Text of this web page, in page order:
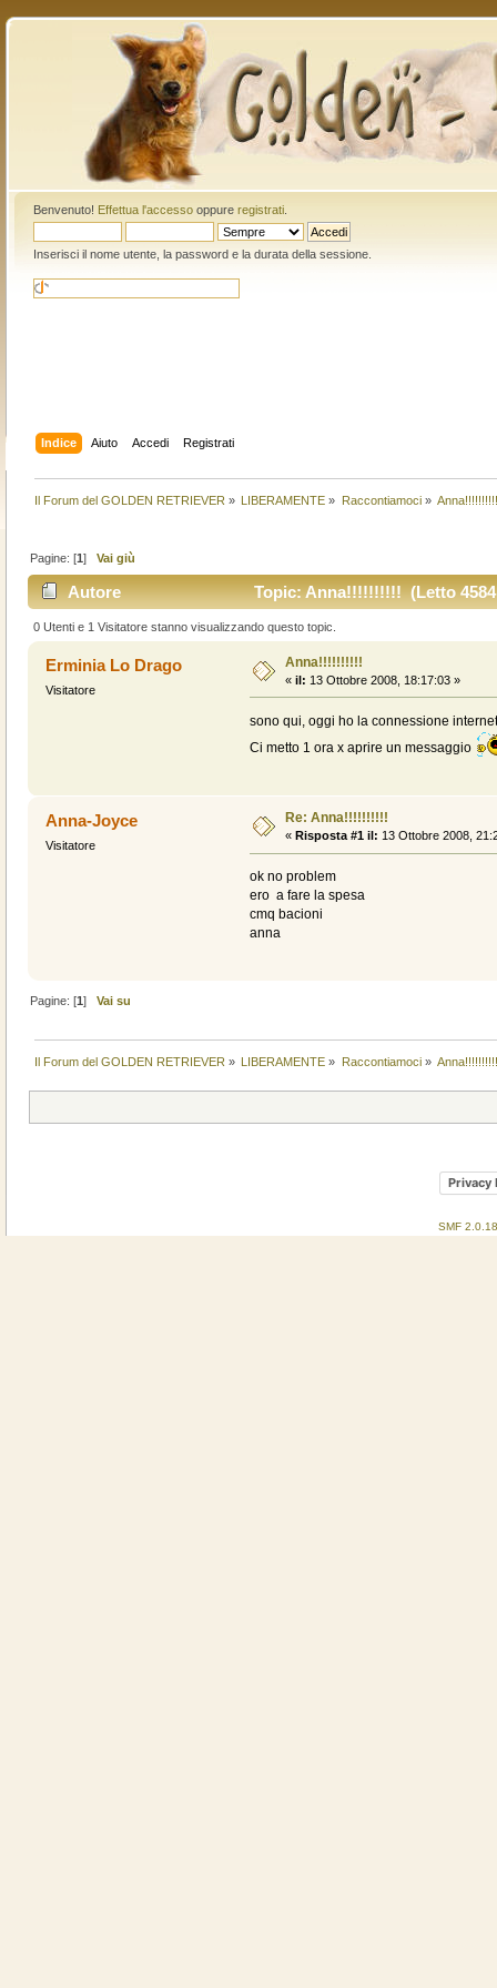
Benvenuto! Effettua l'accessooppure registrati.
Inserisci il nome utente, la password e la durata della sessione.
Indice Aiuto Accedi Registrati
Il Forum del GOLDEN RETRIEVER » LIBERAMENTE » Raccontiamoci»
Pagine: [1]Vai giù
Autore Topic: Anna!!!!!!!!!! (Letto
0 Utenti e 1 Visitatore stanno visualizzando questo topic.
Erminia Lo Drago
Visitatore
Anna!!!!!!!!!!
« il: 13 Ottobre 2008, 18:17:03 »
sono qui, oggi ho la connessione
Ci metto 1 ora x aprire un messaggio
Anna-Joyce
Visitatore
Re: Anna!!!!!!!!!!
« Risposta #1 il: 13 Ottobre 2008,
ok no problem
ero a fare la spesa
cmq bacioni
anna
Pagine: [1]Vai su
Il Forum del GOLDEN RETRIEVER » LIBERAMENTE » Raccontiamoci»
Privacy
SMF 2.0.18